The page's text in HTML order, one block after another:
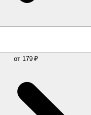
от 179 ₽